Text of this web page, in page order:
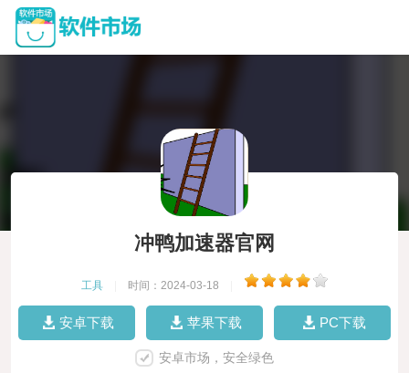
冲鸭加速器官网
工具 时间：2024-03-18
安卓下载 苹果下载 PC下载
安卓市场，安全绿色